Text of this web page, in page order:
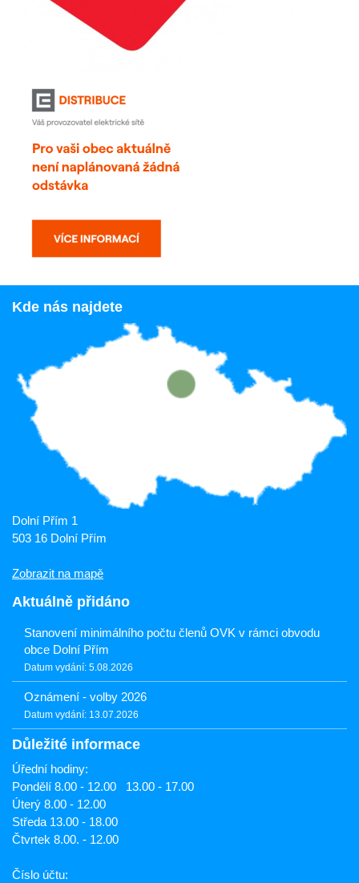
Kde nás najdete
Dolní Přím 1
503 16 Dolní Přím
Zobrazit na mapě
Aktuálně přidáno
Stanovení minimálního počtu členů OVK v rámci obvodu
obce Dolní Přím
Datum vydání: 5.08.2026
Oznámení - volby 2026
Datum vydání: 13.07.2026
Důležité informace
Úřední hodiny:
Pondělí 8.00 - 12.00 13.00 - 17.00
Úterý 8.00 - 12.00
Středa 13.00 - 18.00
Čtvrtek 8.00. - 12.00
Číslo účtu: